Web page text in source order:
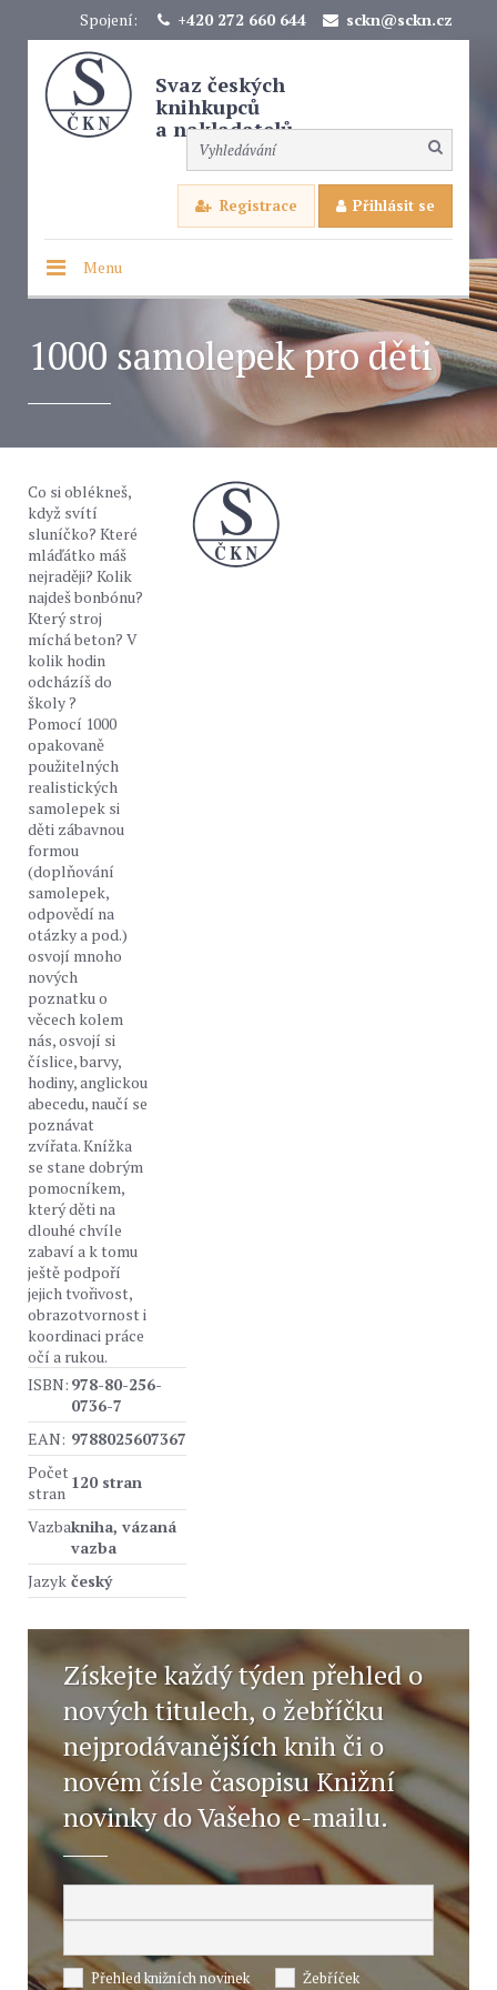
Spojení: +420 272 660 644 sckn@sckn.cz
Svaz českých
knihkupců
a nakladatelů
Registrace Přihlásit se
Menu
1000 samolepek pro děti
Co si oblékneš,
když svítí
sluníčko? Které
mláďátko máš
nejraději? Kolik
najdeš bonbónu?
Který stroj
míchá beton? V
kolik hodin
odcházíš do
školy ?
Pomocí 1000
opakovaně
použitelných
realistických
samolepek si
děti zábavnou
formou
(doplňování
samolepek,
odpovědí na
otázky a pod.)
osvojí mnoho
nových
poznatku o
věcech kolem
nás, osvojí si
číslice, barvy,
hodiny, anglickou
abecedu, naučí se
poznávat
zvířata. Knížka
se stane dobrým
pomocníkem,
který děti na
dlouhé chvíle
zabaví a k tomu
ještě podpoří
jejich tvořivost,
obrazotvornost i
koordinaci práce
očí a rukou.
ISBN: 978-80-256-
0736-7
EAN: 9788025607367
Počet
stran
120 stran
Vazbakniha, vázaná
vazba
Jazyk český
Získejte každý týden přehled o
nových titulech, o žebříčku
nejprodávanějších knih či o
novém čísle časopisu Knižní
novinky do Vašeho e-mailu.
Přehled knižních novinek Žebříček